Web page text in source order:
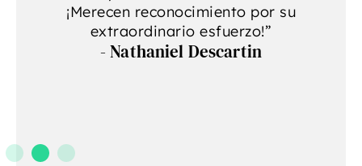
¡Merecen reconocimiento por su
extraordinario esfuerzo!”
- Nathaniel Descartin